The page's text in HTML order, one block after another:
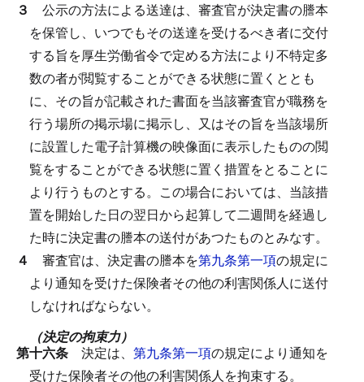
３ 公示の方法による送達は、審査官が決定書の謄本
を保管し、いつでもその送達を受けるべき者に交付
する旨を厚生労働省令で定める方法により不特定多
数の者が閲覧することができる状態に置くととも
に、その旨が記載された書面を当該審査官が職務を
行う場所の掲示場に掲示し、又はその旨を当該場所
に設置した電子計算機の映像面に表示したものの閲
覧をすることができる状態に置く措置をとることに
より行うものとする。 この場合においては、当該措
置を開始した日の翌日から起算して二週間を経過し
た時に決定書の謄本の送付があつたものとみなす。
４ 審査官は、決定書の謄本を第九条第一項の規定に
より通知を受けた保険者その他の利害関係人に送付
しなければならない。
（決定の拘束力）
第十六条 決定は、 第九条第一項の規定により通知を
受けた保険者その他の利害関係人を拘束する。